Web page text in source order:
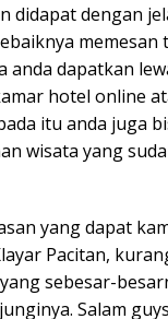
didapat dengan
memesan
anda dapatkan
hotel online
itu anda juga
wisata yang
yang dapat
Pacitan,
sebesar-
Salam